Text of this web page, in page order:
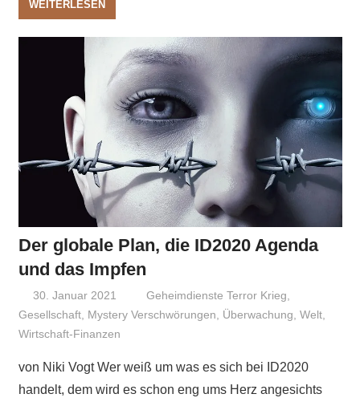
WEITERLESEN
Der globale Plan, die ID2020 Agenda
und das Impfen
30. Januar 2021 Niki Vogt
Geheimdienste Terror Krieg,
Gesellschaft, Mystery Verschwörungen, Überwachung, Welt,
Wirtschaft-Finanzen
von Niki Vogt Wer weiß um was es sich bei ID2020
handelt, dem wird es schon eng ums Herz angesichts